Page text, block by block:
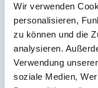
Wir verwenden
personalisieren,
zu können und die
analysieren.
Verwendung
soziale Medien,
Service:
Bettwäsche inkl.
Geschirrtücher
Handtücher inkl.
Verpflegung: